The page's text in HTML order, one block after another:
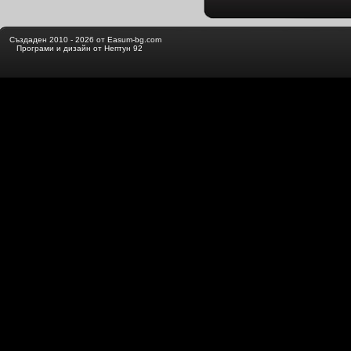
Създаден 2010 - 2026 от Easum-bg.com
Програми и дизайн от Нептун 92